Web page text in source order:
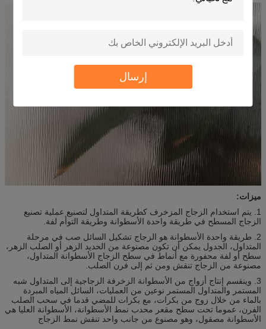
إرسال
ميزات:
1. يتم استخدام الزجاج المزخرف كطريقة المتداول لتصنيع عملية تصنيع
الزجاج المسطح في طريقة واحدة الأسطوانة وطريقة التوأم لفة.
2. طريقة واحدة الأسطوانة هو الزجاج تشكيل السائل صب في مرحلة
المتداول، الجدول يمكن أن تكون مصنوعة من الحديد الزهر أو الصلب الزهر،
سطح أو لفة محفورة مع أنماط في سطح الزجاج الأسطوانة المتداول،
مصنوعة من الزجاج تنقش ومن ثم إلى فرن الصلب.
3. وينقسم إنتاج أزواج من الأسطوانة الزخرفة الزجاجية إلى المتداول شبه
المستمر والمتداول المستمر نوعين من العمليات، السائل المياه المبردة
بالماء من خلال زوج من بكرات، مع بكرات للمضي قدما في سحب الصلب
الفرن، عموما تحت سطح مقعر محدب نمط الأسطوانة، الأسطوانة العليا هي
الأسطوانة مصقول، وهو مصنوع من جانب واحد تنقش نمط الزجاج